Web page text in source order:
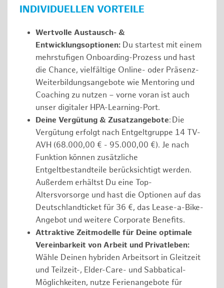
INDIVIDUELLEN VORTEILE
Wertvolle Austausch- &
Entwicklungsoptionen: Du startest mit einem
mehrstufigen Onboarding-Prozess und hast
die Chance, vielfältige Online- oder Präsenz-
Weiterbildungsangebote wie Mentoring und
Coaching zu nutzen – vorne voran ist auch
unser digitaler HPA-Learning-Port.
Deine Vergütung & Zusatzangebote: Die
Vergütung erfolgt nach Entgeltgruppe 14 TV-
AVH (68.000,00 € - 95.000,00 €). Je nach
Funktion können zusätzliche
Entgeltbestandteile berücksichtigt werden.
Außerdem erhältst Du eine Top-
Altersvorsorge und hast die Optionen auf das
Deutschlandticket für 36 €, das Lease-a-Bike-
Angebot und weitere Corporate Benefits.
Attraktive Zeitmodelle für Deine optimale
Vereinbarkeit von Arbeit und Privatleben:
Wähle Deinen hybriden Arbeitsort in Gleitzeit
und Teilzeit-, Elder-Care- und Sabbatical-
Möglichkeiten, nutze Ferienangebote für